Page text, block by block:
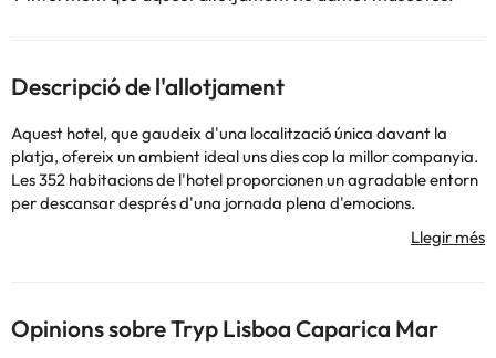
Descripció de l'allotjament
Aquest hotel, que gaudeix d'una localització única davant la
platja, ofereix un ambient ideal uns dies cop la millor companyia.
Les 352 habitacions de l'hotel proporcionen un agradable entorn
per descansar després d'una jornada plena d'emocions.
Completen les instal·lacions una piscina en la qual gaudir d'un
refrescant bany. El personal de recepció aconsellarà als clients
Alguns dels serveis detallats poden ser de pagament. Podeu
Opinions sobre Tryp Lisboa Caparica Mar